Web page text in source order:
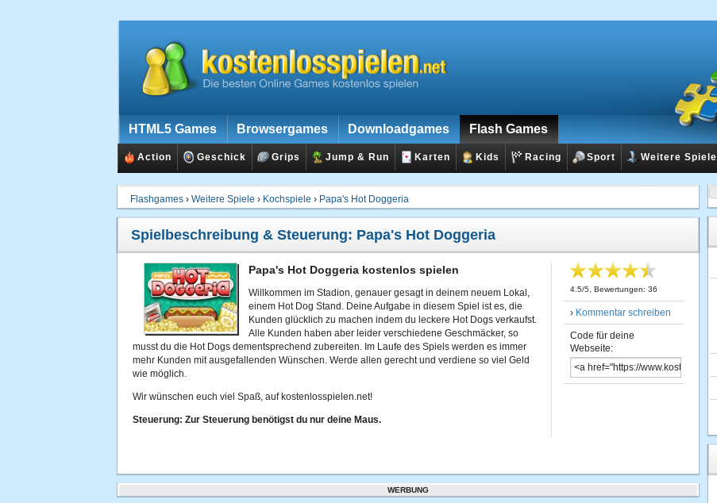
HTML5 Games Browsergames Downloadgames Flash Games
Action Geschick Grips Jump & Run Karten Kids Racing Sport Weitere Spiele
Flashgames › Weitere Spiele › Kochspiele › Papa's Hot Doggeria
Spielbeschreibung & Steuerung: Papa's Hot Doggeria
Papa's Hot Doggeria kostenlos spielen
Willkommen im Stadion, genauer gesagt in deinem neuem Lokal,
einem Hot Dog Stand. Deine Aufgabe in diesem Spiel ist es, die
Kunden glücklich zu machen indem du leckere Hot Dogs verkaufst.
Alle Kunden haben aber leider verschiedene Geschmäcker, so
musst du die Hot Dogs dementsprechend zubereiten. Im Laufe des Spiels werden es immer
mehr Kunden mit ausgefallenden Wünschen. Werde allen gerecht und verdiene so viel Geld
wie möglich.
Wir wünschen euch viel Spaß, auf kostenlosspielen.net!
Steuerung: Zur Steuerung benötigst du nur deine Maus.
4.5/5 , Bewertungen: 36
› Kommentar schreiben
Code für deine
Webseite:
WERBUNG